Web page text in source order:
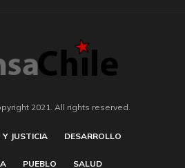
2021. All rights reserved.
Y JUSTICIA DESARROLLO
PUEBLO SALUD